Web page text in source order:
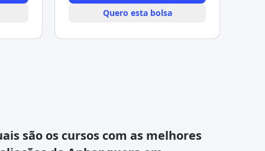
Quero esta bolsa
são os cursos com as melhores